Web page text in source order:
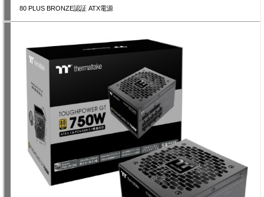
80 PLUS BRONZE認証 ATX電源